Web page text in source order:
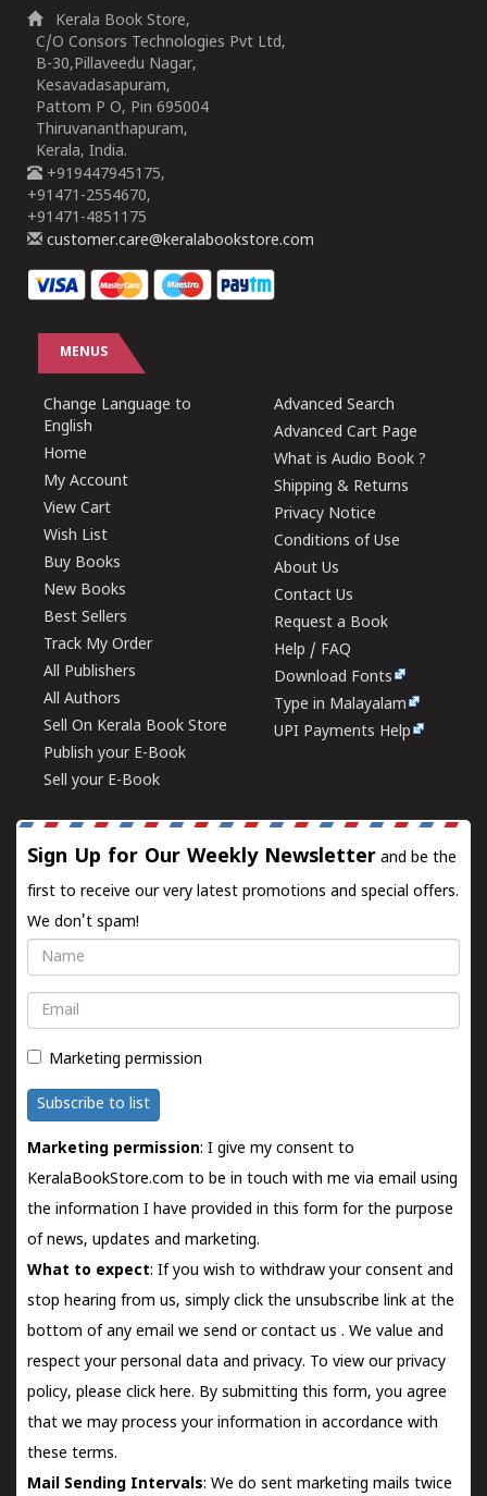
Kerala Book Store,
C/O Consors Technologies Pvt Ltd,
B-30,Pillaveedu Nagar,
Kesavadasapuram,
Pattom P O, Pin 695004
Thiruvananthapuram,
Kerala, India.
+919447945175,
+91471-2554670,
+91471-4851175
customer.care@keralabookstore.com
MENUS
Change Language to
English
Home
My Account
View Cart
Wish List
Buy Books
New Books
Best Sellers
Track My Order
All Publishers
All Authors
Sell On Kerala Book Store
Publish your E-Book
Sell your E-Book
Advanced Search
Advanced Cart Page
What is Audio Book ?
Shipping & Returns
Privacy Notice
Conditions of Use
About Us
Contact Us
Request a Book
Help / FAQ
Download Fonts
Type in Malayalam
UPI Payments Help
Sign Up for Our Weekly Newsletter and be the
first to receive our very latest promotions and special offers.
We don't spam!
Name
Email
Marketing permission
Subscribe to list
Marketing permission: I give my consent to
KeralaBookStore.com to be in touch with me via email using
the information I have provided in this form for the purpose
of news, updates and marketing.
What to expect: If you wish to withdraw your consent and
stop hearing from us, simply click the unsubscribe link at the
bottom of any email we send orcontact us . We value and
respect your personal data and privacy. To view our privacy
policy, please click here. By submitting this form, you agree
that we may process your information in accordance with
these terms.
Mail Sending Intervals: We do sent marketing mails twice